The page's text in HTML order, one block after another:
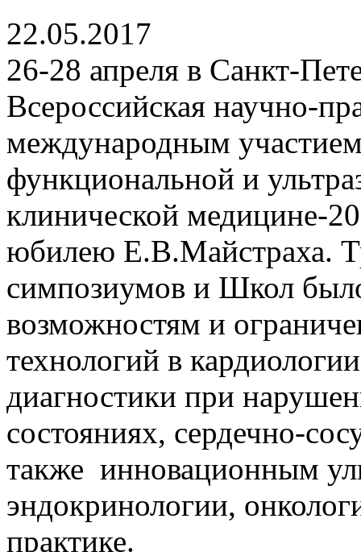
22.05.2017
26-28 апреля в Санкт-
Всероссийская научно-
международным
функциональной и
клинической медицине-
юбилею Е.В.Майстраха.
симпозиумов и Школ
возможностям и
технологий в
диагностики при
состояниях, сердечно-
также инновационным
эндокринологии,
практике.